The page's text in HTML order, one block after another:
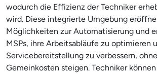
wodurch die Effizienz der Techniker
wird. Diese integrierte Umgebung
Möglichkeiten zur Automatisierung und
MSPs, ihre Arbeitsabläufe zu optimieren
Servicebereitstellung zu verbessern,
Gemeinkosten steigen. Techniker